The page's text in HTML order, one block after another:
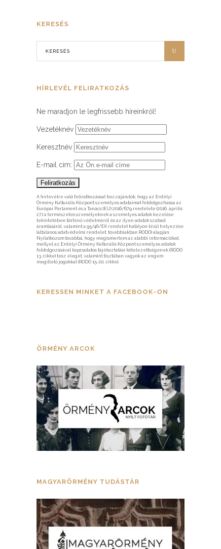
KERESÉS
HÍRLEVÉL FELIRATKOZÁS
Ne maradjon le legfrissebb híreinkről!
Vezetéknév
Keresztnév
E-mail cím:
A hírlevélre való feliratkozással hozzájárulok, hogy az Erdélyi
Örmény Kulturális Központ személyes adataimat feldolgozhassa az
Európai Parlament és a Tanács (EU) 2016/679 rendelete (2016. április
27.) a természetes személyeknek a személyes adatok kezelése
tekintetében történő védelméről és az ilyen adatok szabad
áramlásáról, valamint a 95/46/EK rendelet hatályon kívül helyezése
(általános adatvédelmi rendelet, továbbiakban RODO) alapján.
Nyilatkozom továbbá, hogy megismertem az alábbi információkat,
mellyel az Erdélyi Örmény Kulturális Központ személyes adatok
feldolgozásával kapcsolatos tájékoztatási kötelezettségének (RODO
13. cikke) tesz eleget, valamint tisztában vagyok az engem
megillető jogokkal (RODO 15-20. cikke).
KERESSEN MINKET A FACEBOOK-ON
ÖRMÉNY ARCOK
MAGYARÖRMÉNY TUDÁSTÁR